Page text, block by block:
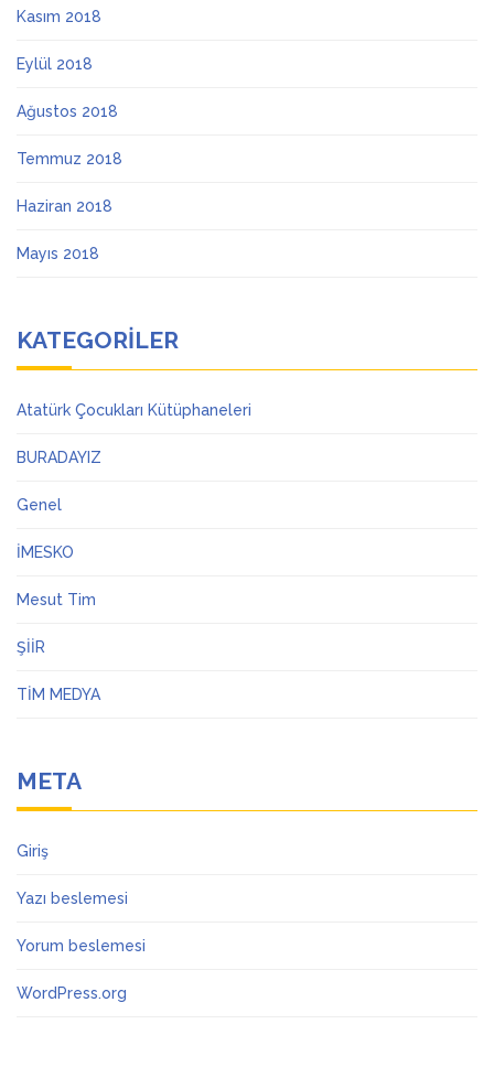
Kasım 2018
Eylül 2018
Ağustos 2018
Temmuz 2018
Haziran 2018
Mayıs 2018
KATEGORILER
Atatürk Çocukları Kütüphaneleri
BURADAYIZ
Genel
İMESKO
Mesut Tim
ŞİİR
TİM MEDYA
META
Giriş
Yazı beslemesi
Yorum beslemesi
WordPress.org